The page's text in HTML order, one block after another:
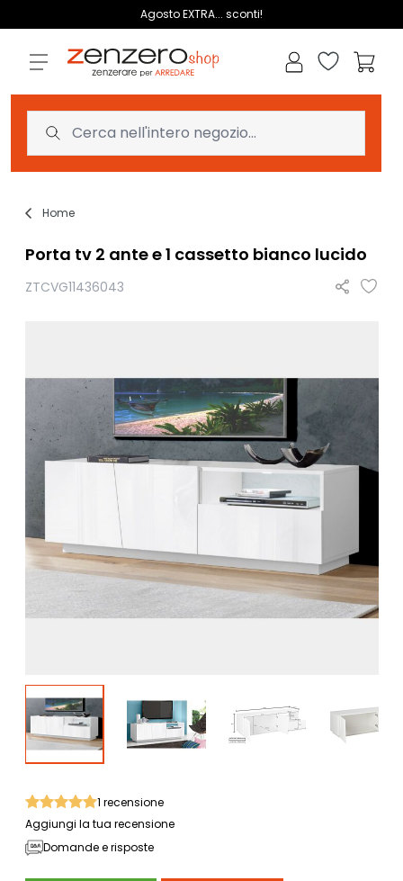
Agosto EXTRA... sconti!
Lista dei
Home
Porta tv 2 ante e 1 cassetto bianco lucido
ZTCVG11436043
1 recensione
Aggiungi la tua recensione
Domande e risposte